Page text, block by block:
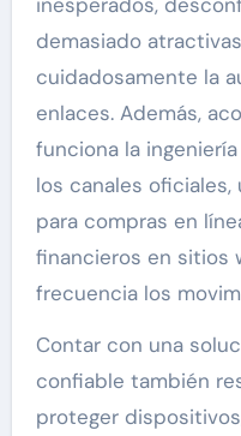
demasiado
cuidadosamente la
enlaces. Además,
funciona la
los canales
para compras en
financieros en sitios
frecuencia los
Contar con una
confiable también
proteger